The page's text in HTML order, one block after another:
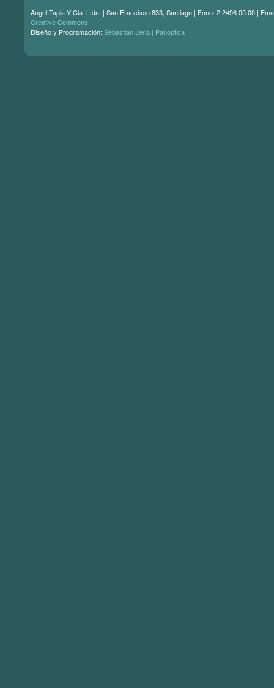
Angel Tapia Y Cia. Ltda. | San Francisco 833, Santiago | Fono: 2 2496 05 00 |
Creative Commons
Diseño y Programación: Sebastian Jeria | Panoptica